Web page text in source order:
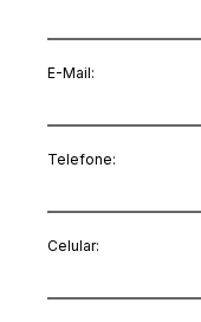
E-Mail:
Telefone:
Celular: